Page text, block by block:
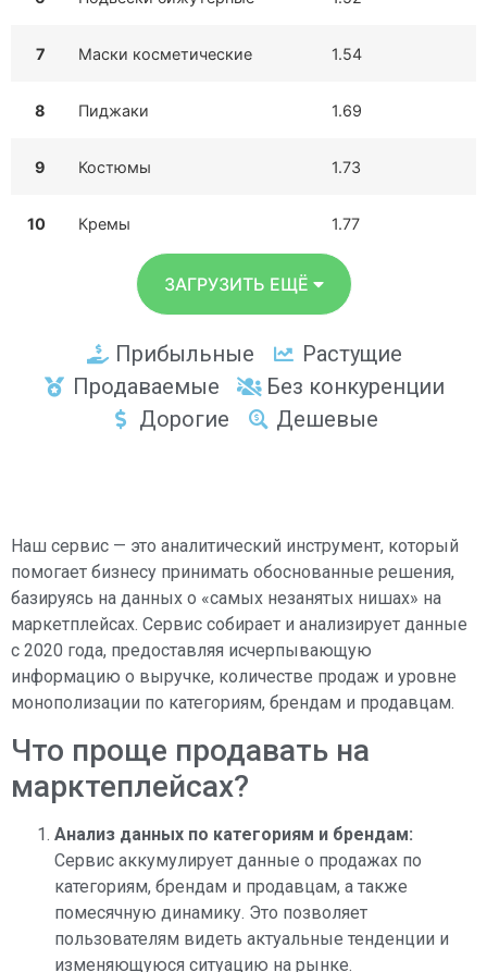
7 Маски косметические 1.54
8 Пиджаки 1.69
9 Костюмы 1.73
10 Кремы 1.77
ЗАГРУЗИТЬ ЕЩЁ
Прибыльные
Растущие
Продаваемые
Без конкуренции
Дорогие
Дешевые
Наш сервис — это аналитический инструмент, который
помогает бизнесу принимать обоснованные решения,
базируясь на данных о «самых незанятых нишах» на
маркетплейсах. Сервис собирает и анализирует данные
с 2020 года, предоставляя исчерпывающую
информацию о выручке, количестве продаж и уровне
монополизации по категориям, брендам и продавцам.
Что проще продавать на
марктеплейсах?
Анализ данных по категориям и брендам:
Сервис аккумулирует данные о продажах по
категориям, брендам и продавцам, а также
помесячную динамику. Это позволяет
пользователям видеть актуальные тенденции и
изменяющуюся ситуацию на рынке.